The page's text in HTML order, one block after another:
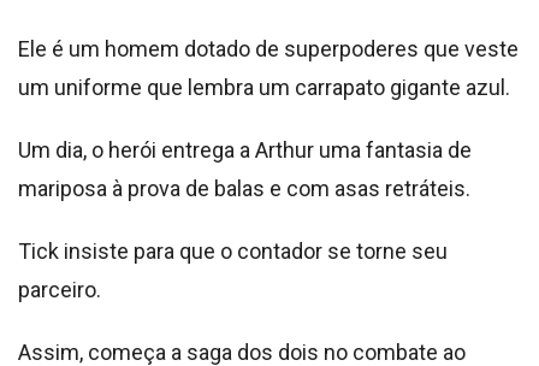
Ele é um homem dotado de superpoderes que veste
um uniforme que lembra um carrapato gigante azul.
Um dia, o herói entrega a Arthur uma fantasia de
mariposa à prova de balas e com asas retráteis.
Tick insiste para que o contador se torne seu
parceiro.
Assim, começa a saga dos dois no combate ao